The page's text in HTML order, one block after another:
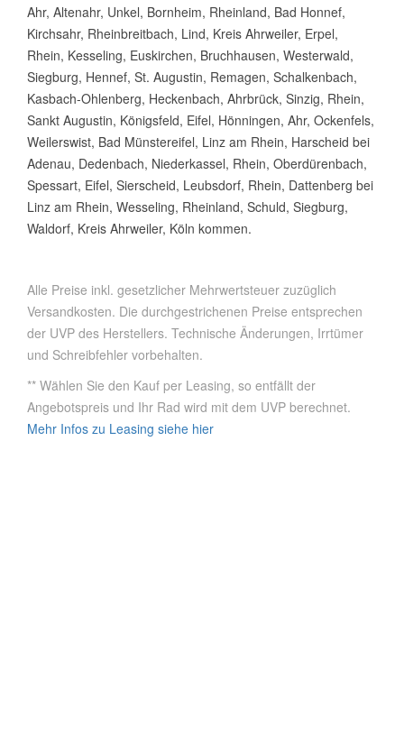
Ahr, Altenahr, Unkel, Bornheim, Rheinland, Bad Honnef,
Kirchsahr, Rheinbreitbach, Lind, Kreis Ahrweiler, Erpel,
Rhein, Kesseling, Euskirchen, Bruchhausen, Westerwald,
Siegburg, Hennef, St. Augustin, Remagen, Schalkenbach,
Kasbach-Ohlenberg, Heckenbach, Ahrbrück, Sinzig, Rhein,
Sankt Augustin, Königsfeld, Eifel, Hönningen, Ahr, Ockenfels,
Weilerswist, Bad Münstereifel, Linz am Rhein, Harscheid bei
Adenau, Dedenbach, Niederkassel, Rhein, Oberdürenbach,
Spessart, Eifel, Sierscheid, Leubsdorf, Rhein, Dattenberg bei
Linz am Rhein, Wesseling, Rheinland, Schuld, Siegburg,
Waldorf, Kreis Ahrweiler, Köln kommen.
Alle Preise inkl. gesetzlicher Mehrwertsteuer zuzüglich
Versandkosten. Die durchgestrichenen Preise entsprechen
der UVP des Herstellers. Technische Änderungen, Irrtümer
und Schreibfehler vorbehalten.
** Wählen Sie den Kauf per Leasing, so entfällt der
Angebotspreis und Ihr Rad wird mit dem UVP berechnet.
Mehr Infos zu Leasing siehe hier